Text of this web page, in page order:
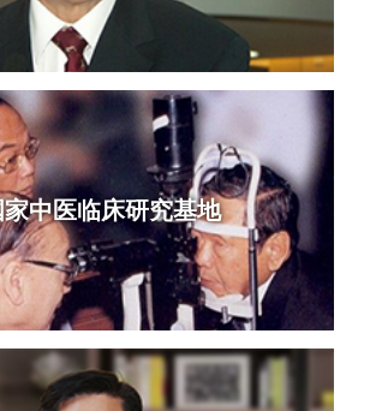
家中医临床研究基地